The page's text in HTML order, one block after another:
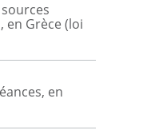
en Grèce (loi
en